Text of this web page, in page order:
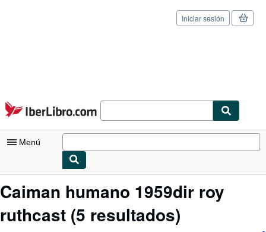
Pasar al contenido principal
IberLibro.com
Iniciar sesión
Menú
Mi cuenta
Caiman humano 1959dir roy
ruthcast (5 resultados)